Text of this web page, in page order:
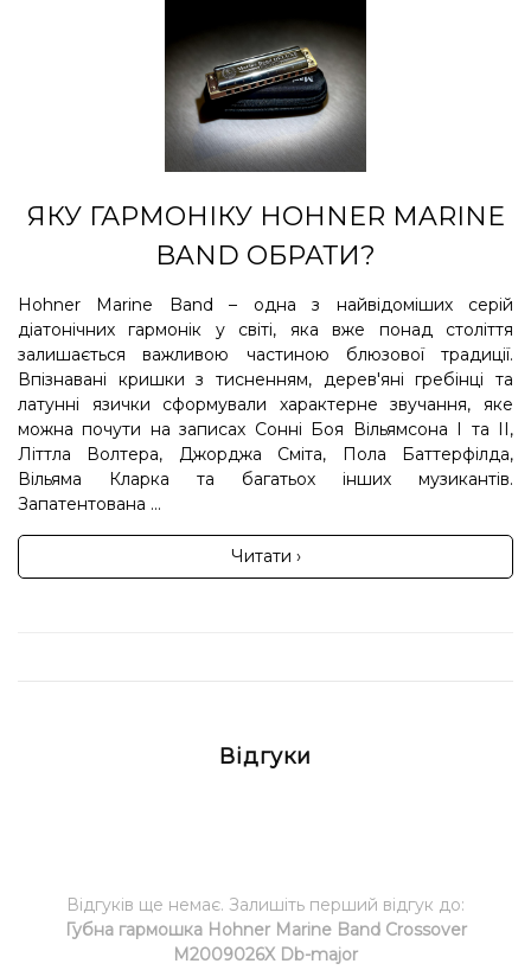
ЯКУ ГАРМОНІКУ HOHNER MARINE
BAND ОБРАТИ?
Hohner Marine Band – одна з найвідоміших серій
діатонічних гармонік у світі, яка вже понад століття
залишається важливою частиною блюзової традиції.
Впізнавані кришки з тисненням, дерев'яні гребінці та
латунні язички сформували характерне звучання, яке
можна почути на записах Сонні Боя Вільямсона I та II,
Літтла Волтера, Джорджа Сміта, Пола Баттерфілда,
Вільяма Кларка та багатьох інших музикантів.
Запатентована ...
Читати ›
Відгуки
Відгуків ще немає. Залишіть перший відгук до:
Губна гармошка Hohner Marine Band Crossover
M2009026X Db-major